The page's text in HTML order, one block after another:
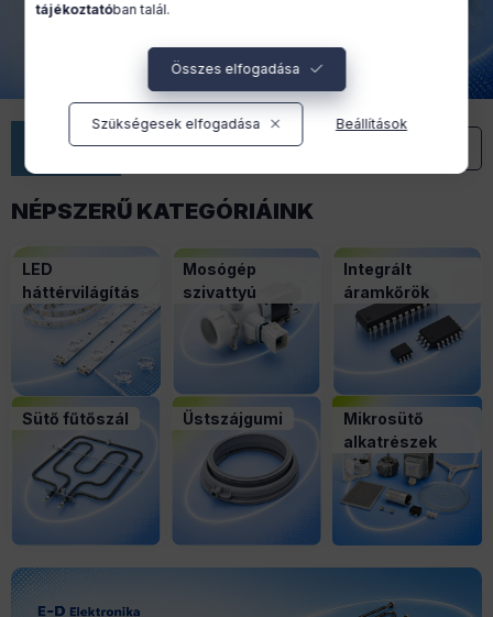
Versenyképes árak
NÉPSZERŰ KATEGÓRIÁINK
LED
háttérvilágítás
Mosógép
szivattyú
Integrált
áramkőrök
Sütő fűtőszál Üstszájgumi
Mikrosütő
alkatrészek
tájékoztatóban talál.
Összes elfogadása
Szükségesek elfogadása Beállítások